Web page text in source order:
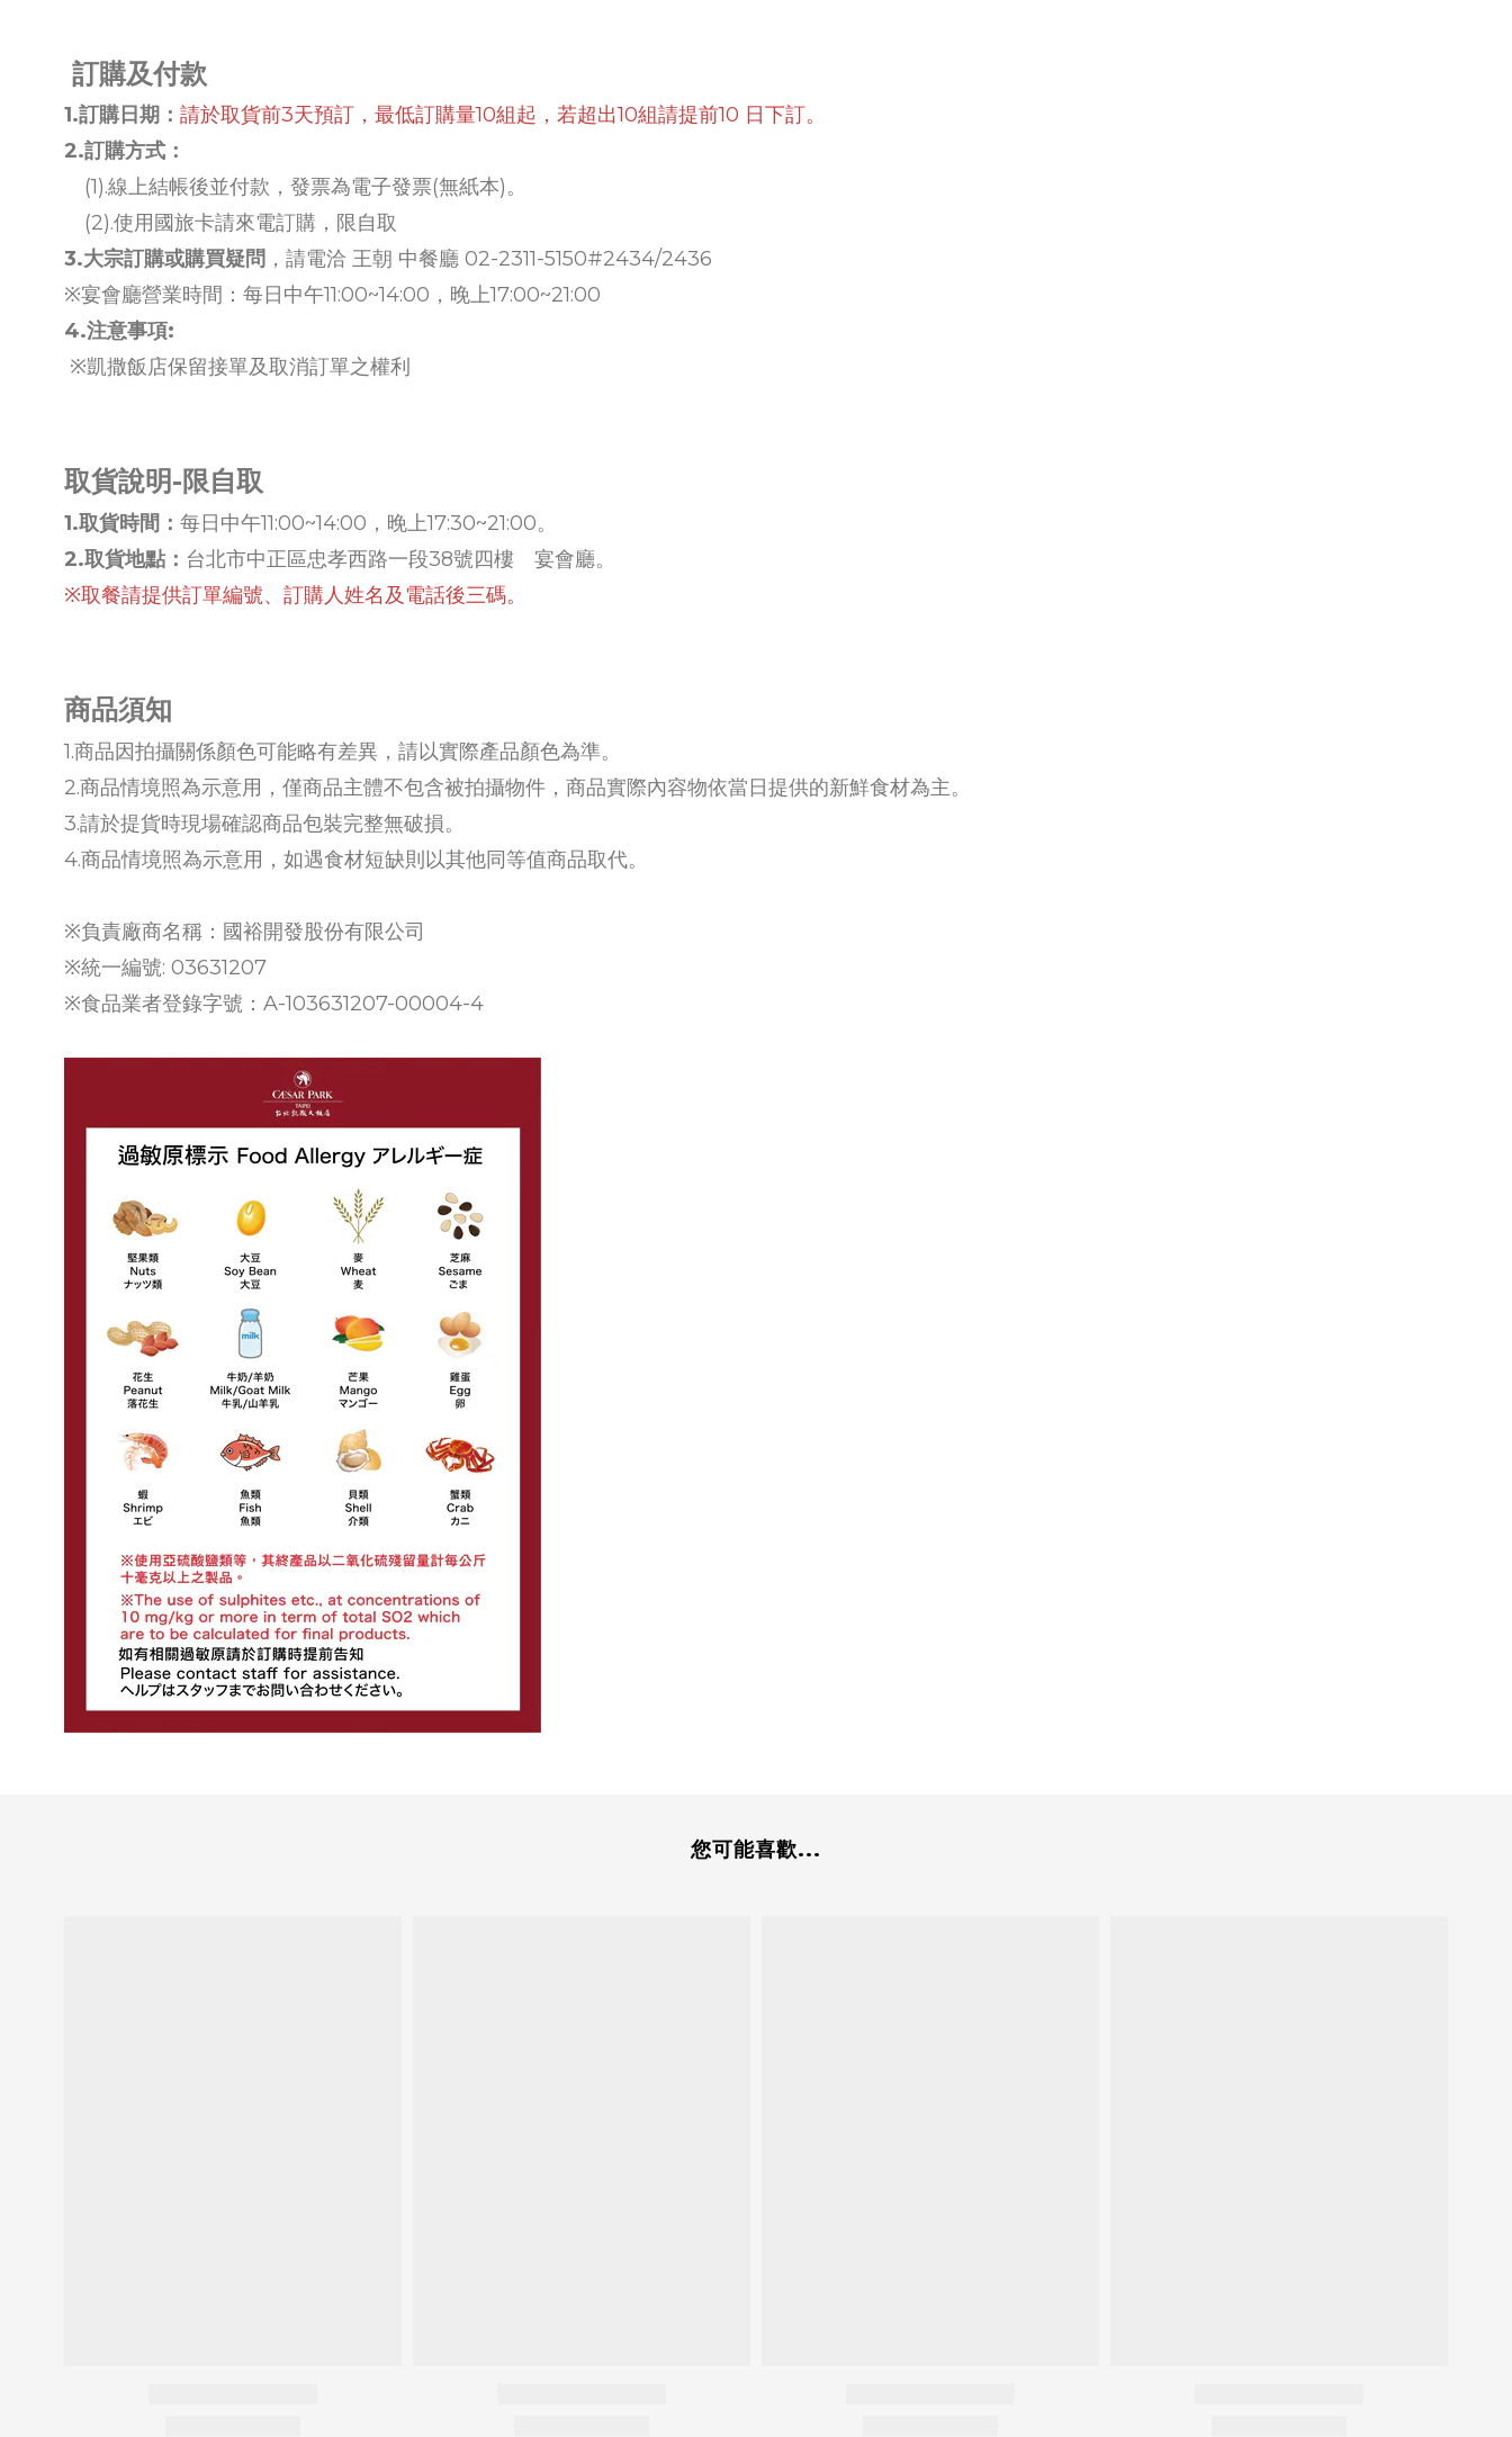
訂購及付款
1.訂購日期： 請於取貨前3天預訂，最低訂購量10組起，若超出10組請提前10 日下訂。
2.訂購方式：
(1).線上結帳後並付款，發票為電子發票(無紙本)。
(2).使用國旅卡請來電訂購，限自取
3.大宗訂購或購買疑問 ，請電洽 王朝 中餐廳 02-2311-5150#2434/2436
※宴會廳營業時間：每日中午11:00~14:00，晚上17:00~21:00
4.注意事項:
※凱撒飯店保留接單及取消訂單之權利
取貨說明-限自取
1.取貨時間： 每日中午11:00~14:00，晚上17:30~21:00。
2.取貨地點： 台北市中正區忠孝西路一段38號四樓 宴會廳。
※取餐請提供訂單編號、訂購人姓名及電話後三碼。
商品須知
1.商品因拍攝關係顏色可能略有差異，請以實際產品顏色為準。
2.商品情境照為示意用，僅商品主體不包含被拍攝物件，商品實際內容物依當日提供的新鮮食材為主。
3.請於提貨時現場確認商品包裝完整無破損。
4.商品情境照為示意用，如遇食材短缺則以其他同等值商品取代。
※負責廠商名稱：國裕開發股份有限公司
※統一編號: 03631207
※食品業者登錄字號：A-103631207-00004-4
您可能喜歡...